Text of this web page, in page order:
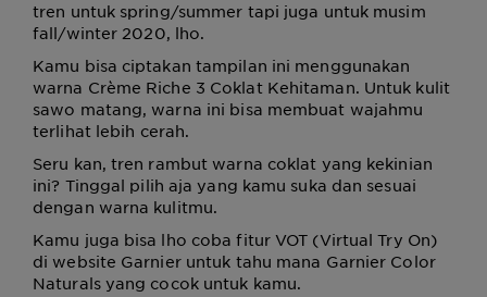
tren untuk spring/summer tapi juga untuk musim
fall/winter 2020, lho.
Kamu bisa ciptakan tampilan ini menggunakan
warna Crème Riche 3 Coklat Kehitaman. Untuk kulit
sawo matang, warna ini bisa membuat wajahmu
terlihat lebih cerah.
Seru kan, tren rambut warna coklat yang kekinian
ini? Tinggal pilih aja yang kamu suka dan sesuai
dengan warna kulitmu.
Kamu juga bisa lho coba fitur VOT (Virtual Try On)
di website Garnier untuk tahu mana Garnier Color
Naturals yang cocok untuk kamu.